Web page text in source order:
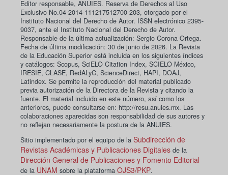
Editor responsable, ANUIES. Reserva de Derechos al Uso
Exclusivo No.04-2014-111217512700-203, otorgado por el
Instituto Nacional del Derecho de Autor. ISSN electrónico 2395-
9037, ante el Instituto Nacional del Derecho de Autor.
Responsable de la última actualización: Sergio Corona Ortega.
Fecha de última modificación: 30 de junio de 2026. La Revista
de la Educación Superior está incluida en los siguientes índices
y catálogos: Scopus, SciELO Citation Index, SCIELO México,
IRESIE, CLASE, RedALyC, ScienceDirect, HAPI, DOAJ,
Latindex. Se permite la reproducción del material publicado
previa autorización de la Directora de la Revista y citando la
fuente. El material incluido en este número, así como los
anteriores, puede consultarse en: http://resu.anuies.mx. Las
colaboraciones aparecidas son responsabilidad de sus autores y
no reflejan necesariamente la postura de la ANUIES.
Sitio implementado por el equipo de laSubdirección de
Revistas Académicas y Publicaciones Digitales de la
Dirección General de Publicaciones y Fomento Editorial
de la UNAM sobre la plataformaOJS3/PKP.